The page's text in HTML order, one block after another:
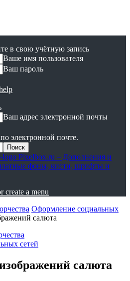
в свою учётную запись
Ваше имя пользователя
Ваш пароль
Ваш адрес электронной почты
электронной почте.
Pixelbox.ru – Дополнения и
фоны, кисти, шрифты и
create a menu
Оформление социальных
салюта
сетей
салюта